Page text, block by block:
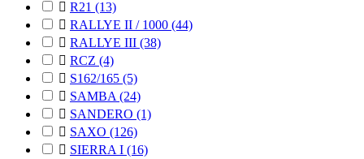
 R21 (13)
 RALLYE II / 1000 (44)
 RALLYE III (38)
 RCZ (4)
 S162/165 (5)
 SAMBA (24)
 SANDERO (1)
 SAXO (126)
 SIERRA I (16)